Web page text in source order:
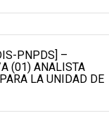
PNPDS] –
(01) ANALISTA
LA UNIDAD DE